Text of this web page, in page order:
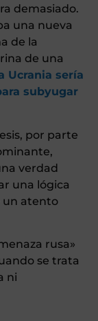
demasiado.
una nueva
de la
de una
Ucrania sería
subyugar
por parte
verdad
una lógica
un atento
rusa»
se trata
ni